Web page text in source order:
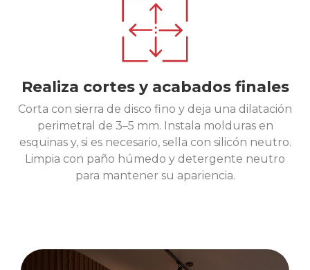
Realiza cortes y acabados finales
Corta con sierra de disco fino y deja una dilatación
perimetral de 3–5 mm. Instala molduras en
esquinas y, si es necesario, sella con silicón neutro.
Limpia con paño húmedo y detergente neutro
para mantener su apariencia.